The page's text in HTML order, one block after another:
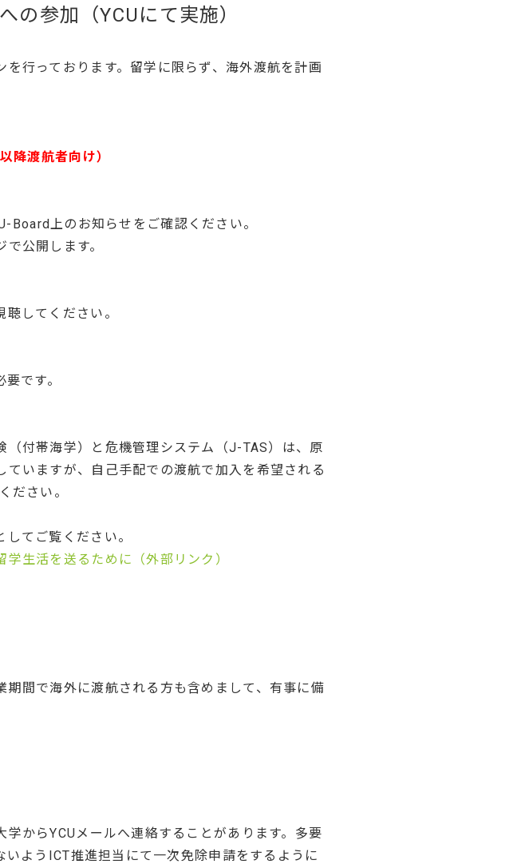
参加（YCUにて実施）
行っております。留学に限らず、海外渡航を計画
降渡航者向け）
上のお知らせをご確認ください。
公開します。
してください。
です。
付帯海学）と危機管理システム（J-TAS）は、原
いますが、自己手配での渡航で加入を希望される
ださい。
てご覧ください。
生活を送るために（外部リンク）
間で海外に渡航される方も含めまして、有事に備
からYCUメールへ連絡することがあります。多要
ようICT推進担当にて一次免除申請をするように